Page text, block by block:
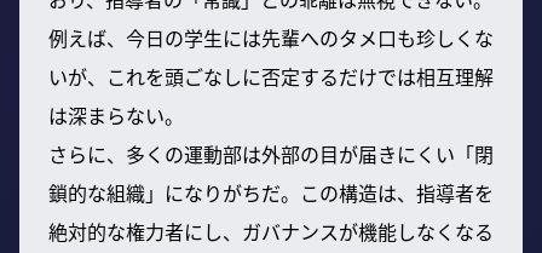
例えば、今日の学生には先輩へのタメ口も珍しくな
いが、これを頭ごなしに否定するだけでは相互理解
は深まらない。
さらに、多くの運動部は外部の目が届きにくい「閉
鎖的な組織」になりがちだ。この構造は、指導者を
絶対的な権力者にし、ガバナンスが機能しなくなる